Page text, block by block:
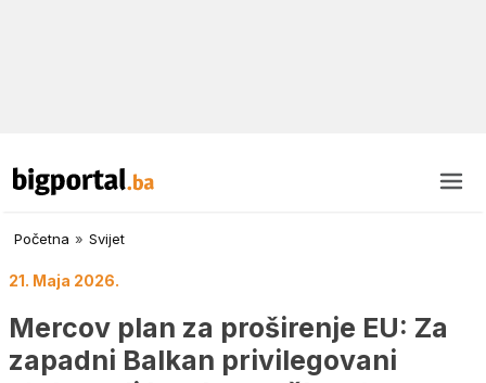
Početna » Svijet
21. Maja 2026.
Mercov plan za proširenje EU: Za
zapadni Balkan privilegovani